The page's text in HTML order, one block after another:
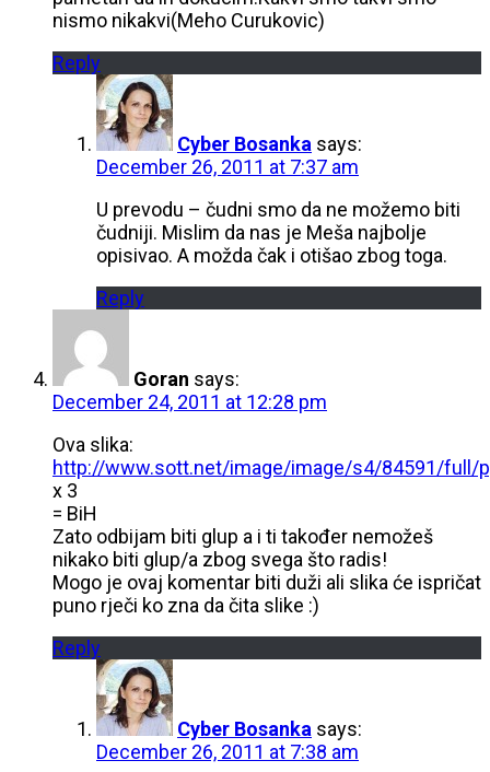
nismo nikakvi(Meho Curukovic)
Reply
Cyber Bosanka says:
December 26, 2011 at 7:37 am
U prevodu – čudni smo da ne možemo biti
čudniji. Mislim da nas je Meša najbolje
opisivao. A možda čak i otišao zbog toga.
Reply
Goran says:
December 24, 2011 at 12:28 pm
Ova slika:
http://www.sott.net/image/image/s4/84591/full/
x 3
= BiH
Zato odbijam biti glup a i ti također nemožeš
nikako biti glup/a zbog svega što radis!
Mogo je ovaj komentar biti duži ali slika će ispričat
puno rječi ko zna da čita slike :)
Reply
Cyber Bosanka says:
December 26, 2011 at 7:38 am